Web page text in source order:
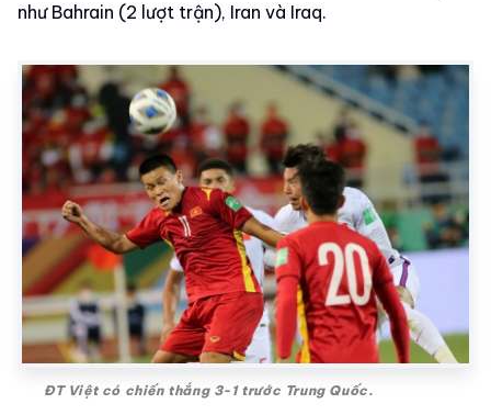
như Bahrain (2 lượt trận), Iran và Iraq.
ĐT Việt có chiến thắng 3-1 trước Trung Quốc.